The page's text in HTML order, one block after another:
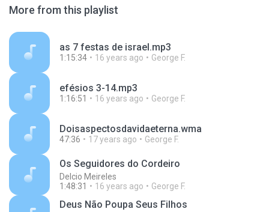
More from this playlist
as 7 festas de israel.mp3
1:15:34 16 years ago George F.
efésios 3-14.mp3
1:16:51 16 years ago George F.
Doisaspectosdavidaeterna.wma
47:36 17 years ago George F.
Os Seguidores do Cordeiro
Delcio Meireles
1:48:31
16 years ago George F.
Deus Não Poupa Seus Filhos